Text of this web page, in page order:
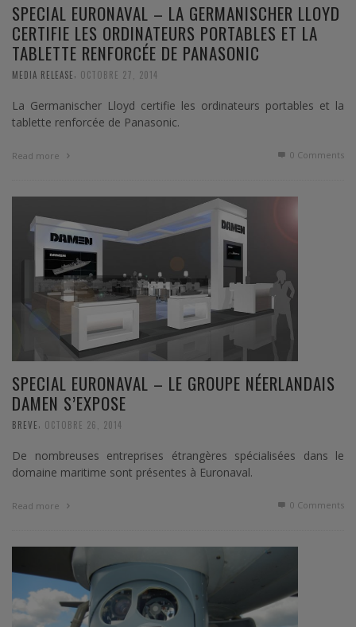
SPECIAL EURONAVAL – LA GERMANISCHER LLOYD
CERTIFIE LES ORDINATEURS PORTABLES ET LA
TABLETTE RENFORCÉE DE PANASONIC
MEDIA RELEASE OCTOBRE 27, 2014
La Germanischer Lloyd certifie les ordinateurs portables et la
tablette renforcée de Panasonic.
Read more 0 Comments
SPECIAL EURONAVAL – LE GROUPE NÉERLANDAIS
DAMEN S’EXPOSE
BREVE OCTOBRE 26, 2014
De nombreuses entreprises étrangères spécialisées dans le
domaine maritime sont présentes à Euronaval.
Read more 0 Comments